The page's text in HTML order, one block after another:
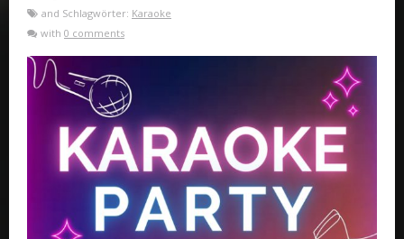
and Schlagwörter: Karaoke
with 0 comments